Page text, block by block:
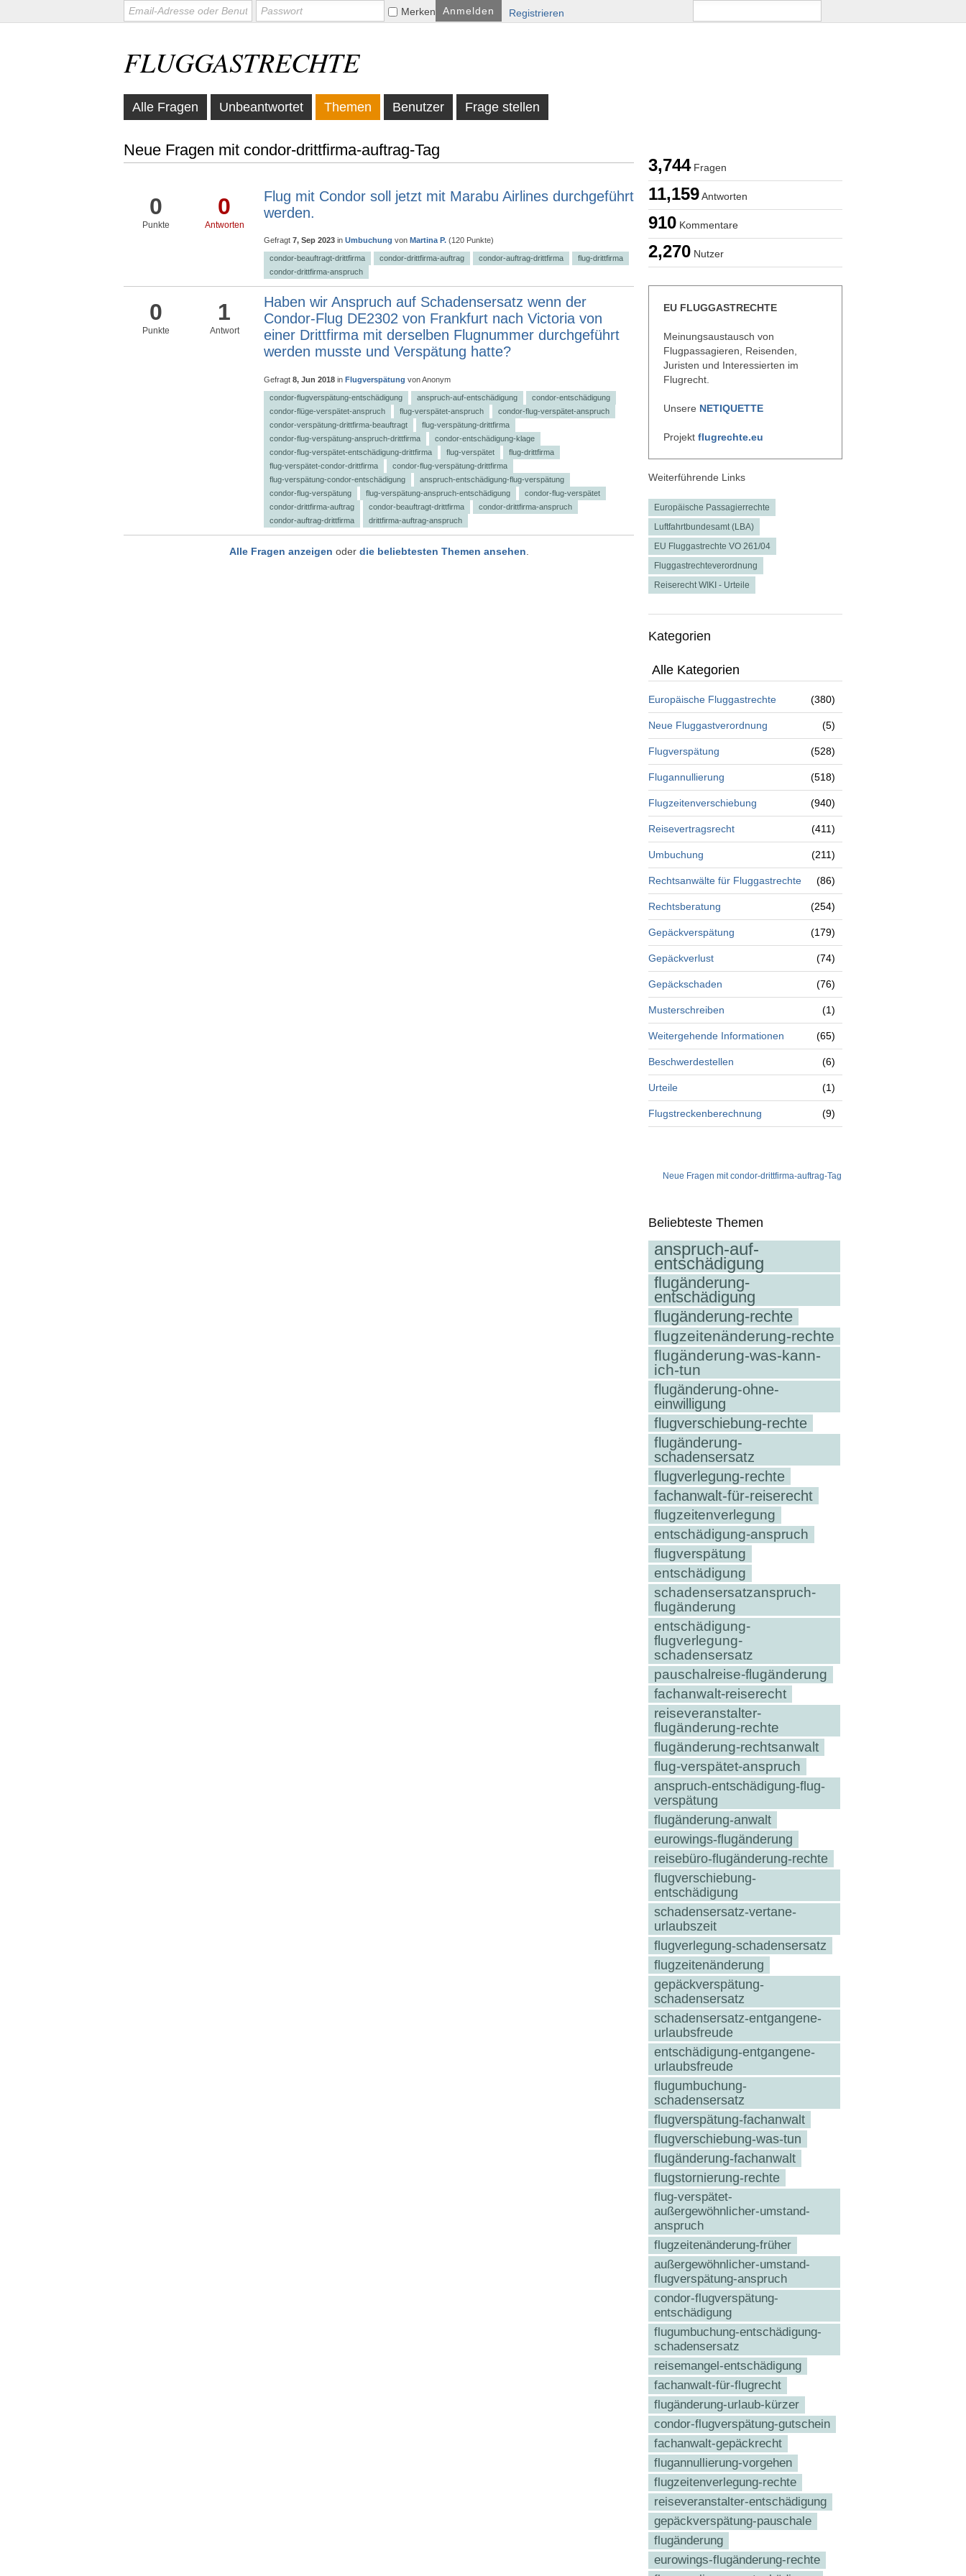
Merken Registrieren
FLUGGASTRECHTE
Alle Fragen Unbeantwortet Themen Benutzer Frage stellen
3,744Fragen
11,159Antworten
910 Kommentare
2,270 Nutzer
EU FLUGGASTRECHTE
Meinungsaustausch von
Flugpassagieren, Reisenden,
Juristen und Interessierten im
Flugrecht.
Unsere NETIQUETTE
Projekt flugrechte.eu
Weiterführende Links
Europäische Passagierrechte
Luftfahrtbundesamt (LBA)
EU Fluggastrechte VO 261/04
Fluggastrechteverordnung
Reiserecht WIKI - Urteile
Kategorien
Alle Kategorien
Europäische Fluggastrechte (380)
Neue Fluggastverordnung (5)
Flugverspätung (528)
Flugannullierung (518)
Flugzeitenverschiebung (940)
Reisevertragsrecht (411)
Umbuchung (211)
Rechtsanwälte für Fluggastrechte (86)
Rechtsberatung (254)
Gepäckverspätung (179)
Gepäckverlust (74)
Gepäckschaden (76)
Musterschreiben (1)
Weitergehende Informationen (65)
Beschwerdestellen (6)
Urteile (1)
Flugstreckenberechnung (9)
Neue Fragen mit condor-drittfirma-auftrag-Tag
Beliebteste Themen
anspruch-auf-
entschädigung
flugänderung-
entschädigung
flugänderung-rechte
flugzeitenänderung-rechte
flugänderung-was-kann-
ich-tun
flugänderung-ohne-
einwilligung
flugverschiebung-rechte
flugänderung-
schadensersatz
flugverlegung-rechte
fachanwalt-für-reiserecht
flugzeitenverlegung
entschädigung-anspruch
flugverspätung
entschädigung
schadensersatzanspruch-
flugänderung
entschädigung-
flugverlegung-
schadensersatz
pauschalreise-flugänderung
fachanwalt-reiserecht
reiseveranstalter-
flugänderung-rechte
flugänderung-rechtsanwalt
flug-verspätet-anspruch
anspruch-entschädigung-flug-
verspätung
flugänderung-anwalt
eurowings-flugänderung
reisebüro-flugänderung-rechte
flugverschiebung-
entschädigung
schadensersatz-vertane-
urlaubszeit
flugverlegung-schadensersatz
flugzeitenänderung
gepäckverspätung-
schadensersatz
schadensersatz-entgangene-
urlaubsfreude
entschädigung-entgangene-
urlaubsfreude
flugumbuchung-
schadensersatz
flugverspätung-fachanwalt
flugverschiebung-was-tun
flugänderung-fachanwalt
flugstornierung-rechte
flug-verspätet-
außergewöhnlicher-umstand-
anspruch
flugzeitenänderung-früher
außergewöhnlicher-umstand-
flugverspätung-anspruch
condor-flugverspätung-
entschädigung
flugumbuchung-entschädigung-
schadensersatz
reisemangel-entschädigung
fachanwalt-für-flugrecht
flugänderung-urlaub-kürzer
condor-flugverspätung-gutschein
fachanwalt-gepäckrecht
flugannullierung-vorgehen
flugzeitenverlegung-rechte
reiseveranstalter-entschädigung
gepäckverspätung-pauschale
flugänderung
eurowings-flugänderung-rechte
Neue Fragen mit condor-drittfirma-auftrag-Tag
0
Punkte
0
Antworten
Flug mit Condor soll jetzt mit Marabu Airlines durchgeführt
werden.
Gefragt 7, Sep 2023 in Umbuchung von Martina P. (120 Punkte)
condor-beauftragt-drittfirma condor-drittfirma-auftrag condor-auftrag-drittfirma
flug-drittfirma
condor-drittfirma-anspruch
0
Punkte
1
Antwort
Haben wir Anspruch auf Schadensersatz wenn der
Condor-Flug DE2302 von Frankfurt nach Victoria von
einer Drittfirma mit derselben Flugnummer durchgeführt
werden musste und Verspätung hatte?
Gefragt 8, Jun 2018 in Flugverspätung vonAnonym
condor-flugverspätung-entschädigung anspruch-auf-entschädigung
condor-entschädigung
condor-flüge-verspätet-anspruch
flug-verspätet-anspruch
condor-flug-verspätet-anspruch
condor-verspätung-drittfirma-beauftragt
flug-verspätung-drittfirma
condor-flug-verspätung-anspruch-drittfirma
condor-entschädigung-klage
condor-flug-verspätet-entschädigung-drittfirma
flug-verspätet
flug-drittfirma
flug-verspätet-condor-drittfirma
condor-flug-verspätung-drittfirma
flug-verspätung-condor-entschädigung
anspruch-entschädigung-flug-verspätung
condor-flug-verspätung
flug-verspätung-anspruch-entschädigung
condor-flug-verspätet
condor-drittfirma-auftrag
condor-beauftragt-drittfirma
condor-drittfirma-anspruch
condor-auftrag-drittfirma
drittfirma-auftrag-anspruch
Alle Fragen anzeigen oder die beliebtesten Themen ansehen